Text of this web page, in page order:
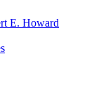
E. Howard